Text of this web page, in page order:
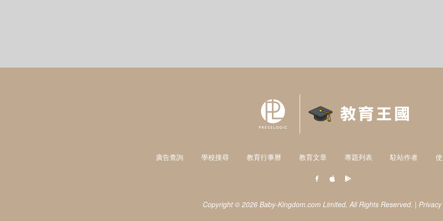
廣告查詢 學校搜尋 教育行事曆 教育文章 專題列表 駐站作者
Copyright © 2026 Baby-Kingdom.com Limited, All Rights Reserved. |